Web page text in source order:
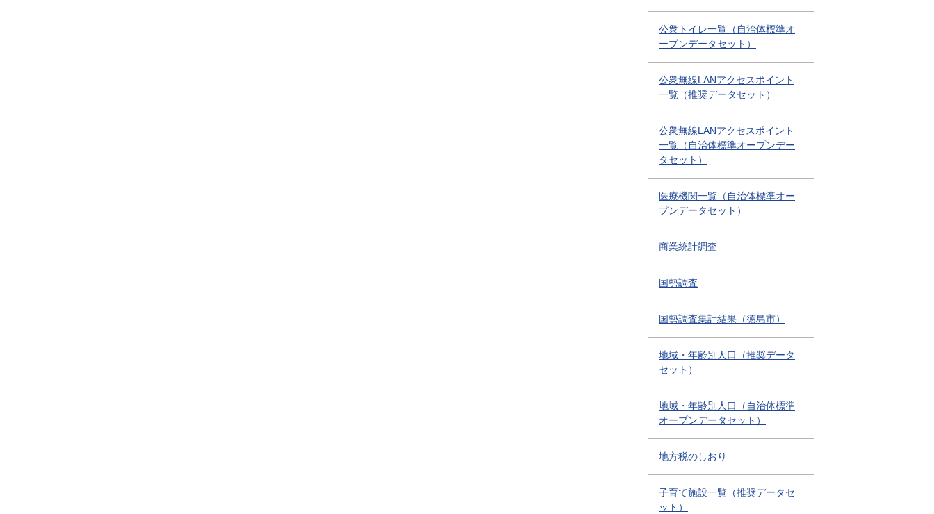
公衆トイレ一覧（自治体標準オ
ープンデータセット）
公衆無線LANアクセスポイント
一覧（推奨データセット）
公衆無線LANアクセスポイント
一覧（自治体標準オープンデー
タセット）
医療機関一覧（自治体標準オー
プンデータセット）
商業統計調査
国勢調査
国勢調査集計結果（徳島市）
地域・年齢別人口（推奨データ
セット）
地域・年齢別人口（自治体標準
オープンデータセット）
地方税のしおり
子育て施設一覧（推奨データセ
ット）